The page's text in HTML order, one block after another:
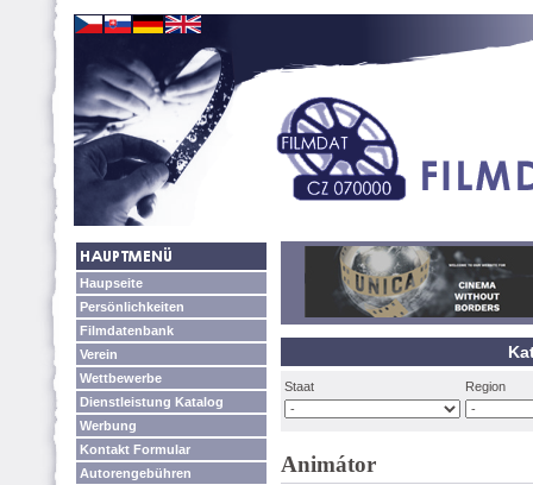
Haupseite
Persönlichkeiten
Filmdatenbank
Verein
Wettbewerbe
Dienstleistung Katalog
Werbung
Kontakt Formular
Autorengebühren
Staat Region
Animátor